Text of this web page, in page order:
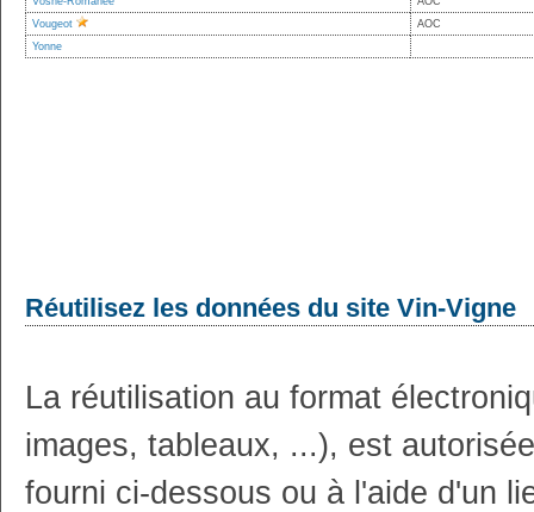
Vougeot
AOC
Yonne
Réutilisez les données du site Vin-Vigne
La réutilisation au format
images, tableaux, ...), est
fourni ci-dessous ou à l'aide d'un